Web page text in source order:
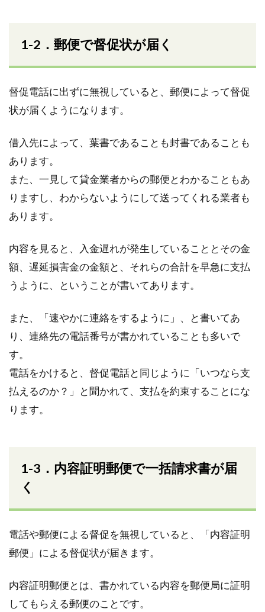
1-2．郵便で督促状が届く
督促電話に出ずに無視していると、郵便によって督促
状が届くようになります。
借入先によって、葉書であることも封書であることも
あります。
また、一見して貸金業者からの郵便とわかることもあ
りますし、わからないようにして送ってくれる業者も
あります。
内容を見ると、入金遅れが発生していることとその金
額、遅延損害金の金額と、それらの合計を早急に支払
うように、ということが書いてあります。
また、「速やかに連絡をするように」、と書いてあ
り、連絡先の電話番号が書かれていることも多いで
す。
電話をかけると、督促電話と同じように「いつなら支
払えるのか？」と聞かれて、支払を約束することにな
ります。
1-3．内容証明郵便で一括請求書が届
く
電話や郵便による督促を無視していると、「内容証明
郵便」による督促状が届きます。
内容証明郵便とは、書かれている内容を郵便局に証明
してもらえる郵便のことです。